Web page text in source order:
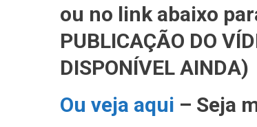
ou no link abaixo
PUBLICAÇÃO DO
DISPONÍVEL AINDA)
Ou veja aqui – Seja